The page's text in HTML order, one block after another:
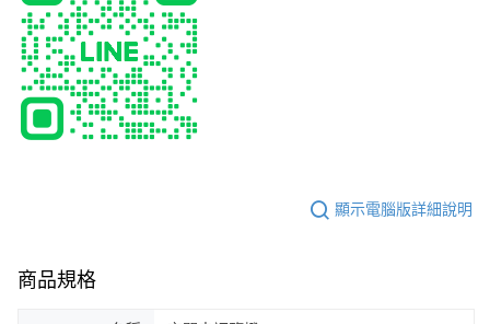
顯示電腦版詳細說明
商品規格